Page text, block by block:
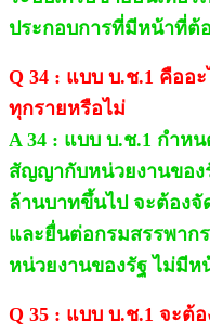
ประกอบการที่มีหน้าที่ต้
Q 34 : แบบ บ.ช.1 คืออ
ทุกรายหรือไม่
A 34 : แบบ บ.ช.1 กำห
สัญญากับหน่วยงานขอ
ล้านบาทขึ้นไป จะต้อง
และยื่นต่อกรมสรรพาก
หน่วยงานของรัฐ ไม่มี
Q 35 : แบบ บ.ช.1 จะต้